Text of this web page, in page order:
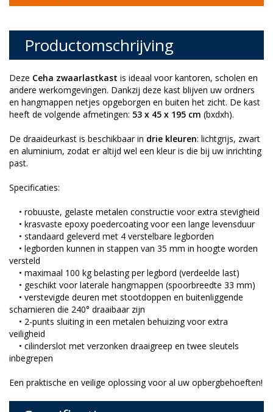
Productomschrijving
Deze Ceha zwaarlastkast is ideaal voor kantoren, scholen en
andere werkomgevingen. Dankzij deze kast blijven uw ordners
en hangmappen netjes opgeborgen en buiten het zicht. De kast
heeft de volgende afmetingen: 53 x 45 x 195 cm (bxdxh).
De draaideurkast is beschikbaar in drie kleuren: lichtgrijs, zwart
en aluminium, zodat er altijd wel een kleur is die bij uw inrichting
past.
Specificaties:
• robuuste, gelaste metalen constructie voor extra stevigheid
• krasvaste epoxy poedercoating voor een lange levensduur
• standaard geleverd met 4 verstelbare legborden
• legborden kunnen in stappen van 35 mm in hoogte worden
versteld
• maximaal 100 kg belasting per legbord (verdeelde last)
• geschikt voor laterale hangmappen (spoorbreedte 33 mm)
• verstevigde deuren met stootdoppen en buitenliggende
scharnieren die 240° draaibaar zijn
• 2-punts sluiting in een metalen behuizing voor extra
veiligheid
• cilinderslot met verzonken draaigreep en twee sleutels
inbegrepen
Een praktische en veilige oplossing voor al uw opbergbehoeften!